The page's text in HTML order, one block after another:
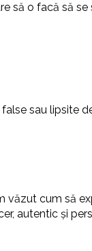
să o facă să
sau lipsite
văzut cum să
autentic și